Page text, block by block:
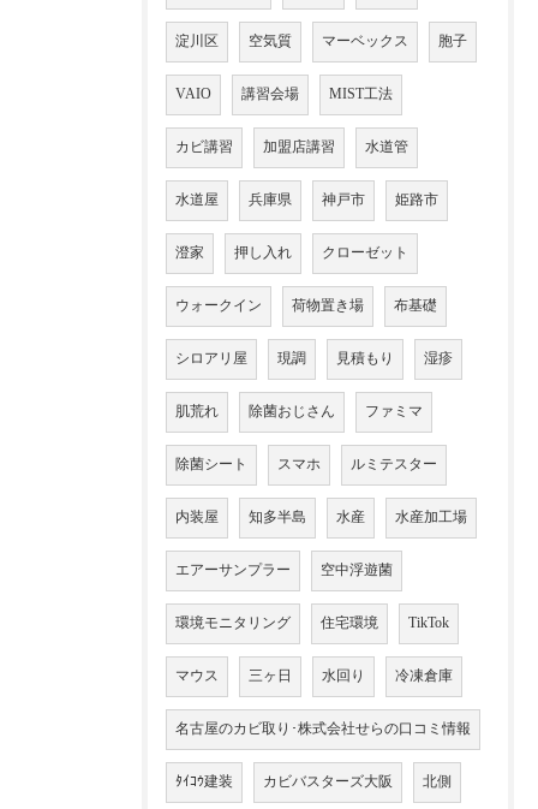
淀川区 空気質 マーベックス 胞子
VAIO 講習会場 MIST工法
カビ講習 加盟店講習 水道管
水道屋 兵庫県 神戸市 姫路市
澄家 押し入れ クローゼット
ウォークイン 荷物置き場 布基礎
シロアリ屋 現調 見積もり 湿疹
肌荒れ 除菌おじさん ファミマ
除菌シート スマホ ルミテスター
内装屋 知多半島 水産 水産加工場
エアーサンプラー 空中浮遊菌
環境モニタリング 住宅環境 TikTok
マウス 三ヶ日 水回り 冷凍倉庫
名古屋のカビ取り･株式会社せらの口コミ情報
ﾀｲｺｳ建装 カビバスターズ大阪 北側